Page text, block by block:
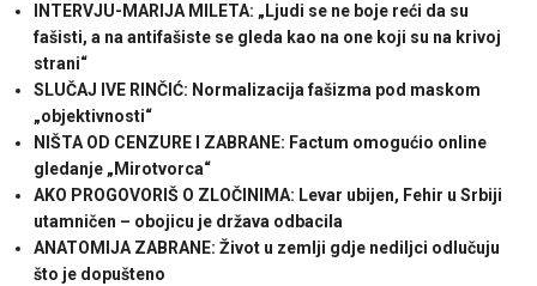
INTERVJU-MARIJA MILETA: „Ljudi se ne boje reći da su
fašisti, a na antifašiste se gleda kao na one koji su na krivoj
strani“
SLUČAJ IVE RINČIĆ: Normalizacija fašizma pod maskom
„objektivnosti“
NIŠTA OD CENZURE I ZABRANE: Factum omogućio online
gledanje „Mirotvorca“
AKO PROGOVORIŠ O ZLOČINIMA: Levar ubijen, Fehir u Srbiji
utamničen – obojicu je država odbacila
ANATOMIJA ZABRANE: Život u zemlji gdje nediljci odlučuju
što je dopušteno